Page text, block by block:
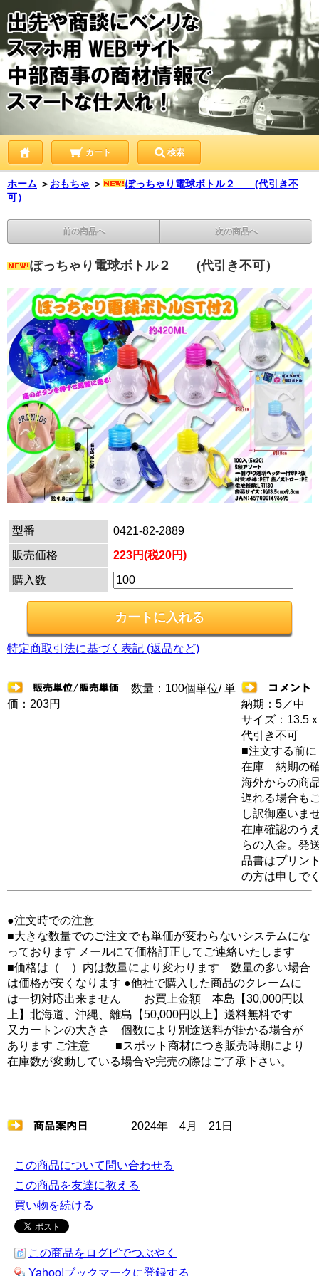
カート 検索
ホーム ＞ おもちゃ ＞
ぽっちゃり電球ボトル２ (代引き不
可）
前の商品へ 次の商品へ
ぽっちゃり電球ボトル２ (代引き不可）
型番
0421-82-2889
販売価格
223円(税20円)
購入数
特定商取引法に基づく表記 (返品など)
数量：100個単位/ 単
価：203円
納期：5／中
サイズ：13.5
代引き不可
■注文する前に
在庫 納期の
海外からの商
遅れる場合も
し訳御座いま
在庫確認のう
らの入金。
品書はプリン
の方は申しで
●注文時での注意
■大きな数量でのご注文でも単価が変わらないシステムにな
っております メールにて価格訂正してご連絡いたします
■価格は（ ）内は数量により変わります 数量の多い場合
は価格が安くなります ●他社で購入した商品のクレームに
は一切対応出来ません お買上金額 本島【30,000円以
上】北海道、沖縄、離島【50,000円以上】送料無料です
又カートンの大きさ 個数により別途送料が掛かる場合が
あります ご注意 ■スポット商材につき販売時期により
在庫数が変動している場合や完売の際はご了承下さい。
2024年 4月 21日
この商品について問い合わせる
この商品を友達に教える
買い物を続ける
この商品をログピでつぶやく
Yahoo!ブックマークに登録する